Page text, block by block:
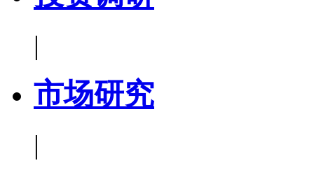
|
市场研究
|